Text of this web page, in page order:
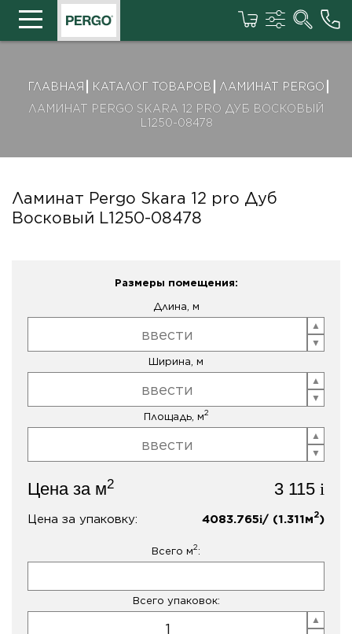
ГЛАВНАЯ КАТАЛОГ ТОВАРОВ
ЛАМИНАТ PERGO
ЛАМИНАТ PERGO SKARA 12 PRO ДУБ ВОСКОВЫЙ
L1250-08478
Ламинат Pergo Skara 12 pro Дуб
Восковый L1250-08478
Размеры помещения:
Длина, м
Ширина, м
Площадь, м2
Цена за м2 3 115 i
Цена за упаковку: 4083.765i/ (1.311м2)
Всего м2:
Всего упаковок: